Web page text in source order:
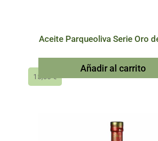
Aceite Parqueoliva Serie Oro
15,50€
Añadir al carrito